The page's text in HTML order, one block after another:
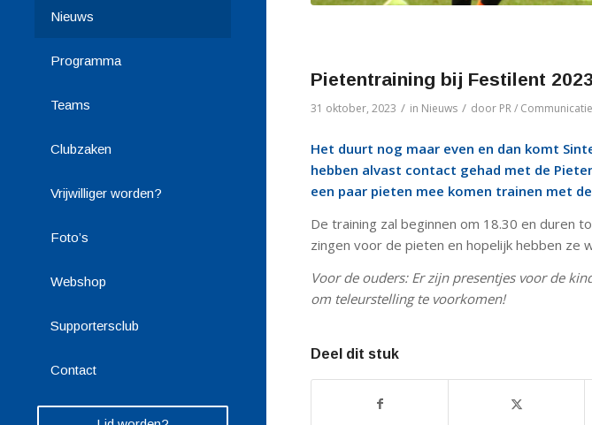
Nieuws
Programma
Teams
Clubzaken
Vrijwilliger worden?
Foto’s
Webshop
Supportersclub
Contact
Pietentraining bij Festilent 2023
31 oktober, 2023 / in Nieuws / door PR / Communicatie
Het duurt nog maar even en dan komt
hebben alvast contact gehad met de
een paar pieten mee komen trainen met de
De training zal beginnen om 18.30 en duren
zingen voor de pieten en hopelijk hebben ze
Voor de ouders: Er zijn presentjes voor de
om teleurstelling te voorkomen!
Deel dit stuk